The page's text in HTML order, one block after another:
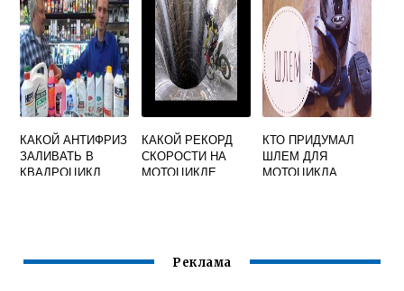
КАКОЙ АНТИФРИЗ
ЗАЛИВАТЬ В
КВАДРОЦИКЛ
КАКОЙ РЕКОРД
СКОРОСТИ НА
МОТОЦИКЛЕ
КТО ПРИДУМАЛ
ШЛЕМ ДЛЯ
МОТОЦИКЛА
Реклама